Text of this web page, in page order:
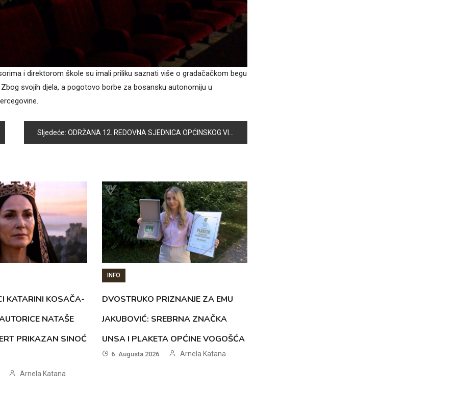
i direktorom škole su imali priliku saznati više o gradačačkom begu
svojih djela, a pogotovo borbe za bosansku autonomiju u
Sljedeće: ODRŽANA 12. REDOVNA SJEDNICA OPĆINSKOG VIJEĆA VOGOŠĆA
KATARINI KOSAČA-
NATAŠE
PRIKAZAN SINOĆ
Arnela Katana
INFO
DVOSTRUKO PRIZNANJE ZA EMU
JAKUBOVIĆ: SREBRNA ZNAČKA
UNSA I PLAKETA OPĆINE VOGOŠĆA
6. Augusta 2026. Arnela Katana